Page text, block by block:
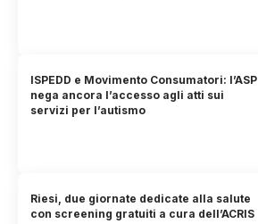
ISPEDD e Movimento Consumatori: l’ASP
nega ancora l’accesso agli atti sui
servizi per l’autismo
Riesi, due giornate dedicate alla salute
con screening gratuiti a cura dell’ACRIS